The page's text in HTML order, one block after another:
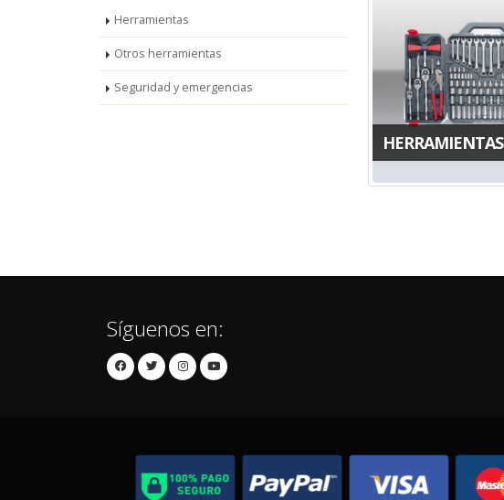
Herramientas
Otros herramientas
Seguridad y emergencias
HERRAMIENTAS
Síguenos en: